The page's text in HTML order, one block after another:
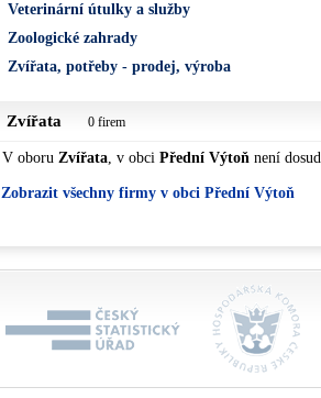
Veterinární útulky a služby
Zoologické zahrady
Zvířata, potřeby - prodej, výroba
Zvířata 0 firem
V oboru Zvířata, v obci Přední Výtoň není
Zobrazit všechny firmy v obci Přední Výtoň